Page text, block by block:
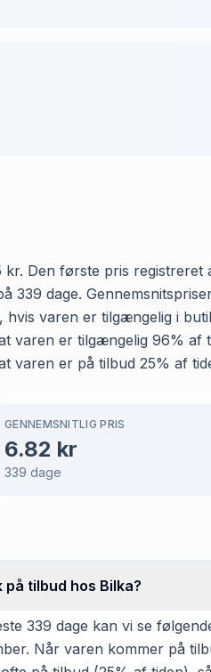
Den første pris
339 dage.
varen er tilgængelig i
varen er tilgængelig 96%
varen er på tilbud 25% af
GENNEMSNITLIG PRIS
6.82 kr
339 dage
tilbud hos Bilka?
339 dage kan vi se
Når varen kommer på